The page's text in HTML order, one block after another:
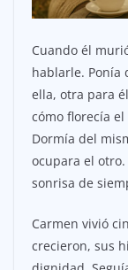
Cuando él
hablarle. Ponía
ella, otra para
cómo florecía
Dormía del
ocupara el
sonrisa de
Carmen vivió
crecieron, sus